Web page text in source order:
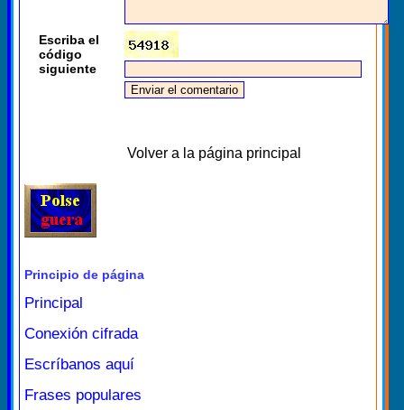
Escriba el
código
siguiente
Volver a la página principal
Principio de página
Principal
Conexión cifrada
Escríbanos aquí
Frases populares